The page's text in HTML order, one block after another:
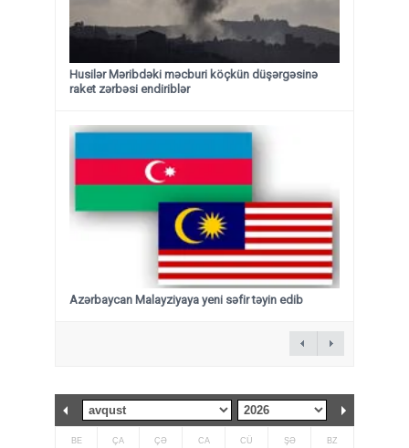
Husilər Məribdəki məcburi köçkün düşərgəsinə
raket zərbəsi endiriblər
Azərbaycan Malayziyaya yeni səfir təyin edib
BE ÇA ÇƏ CA CÜ ŞƏ BZ